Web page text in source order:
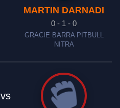
MARTIN DARNADI
0 - 1 - 0
GRACIE BARRA PITBULL
NITRA
vs